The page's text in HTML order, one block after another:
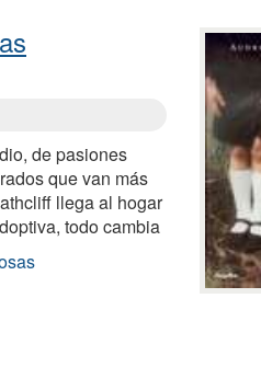
de pasiones
que van más
llega al hogar
todo cambia